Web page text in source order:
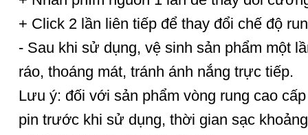
+ Click 2 lần liên tiếp để thay đổi chế độ
- Sau khi sử dụng, vệ sinh sản phẩm một
ráo, thoáng mát, tránh ánh nắng trực tiếp.
Lưu ý: đối với sản phẩm vòng rung cao
pin trước khi sử dụng, thời gian sạc